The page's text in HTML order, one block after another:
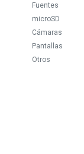
Fuentes
microSD
Cámaras
Pantallas
Otros